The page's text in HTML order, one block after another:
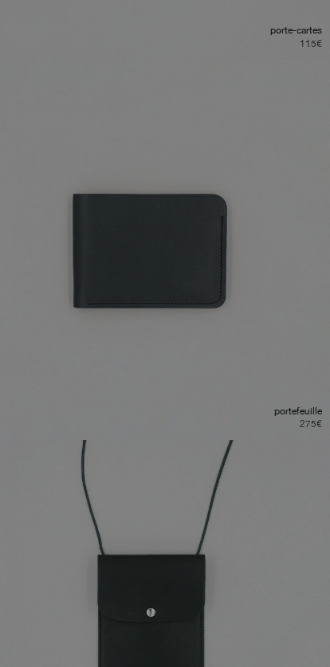
porte-cartes
115€
portefeuille
275€